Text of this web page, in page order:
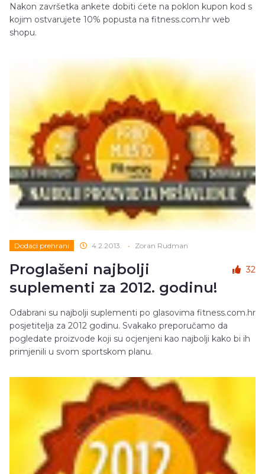
Nakon završetka ankete dobiti ćete na poklon kupon kod s
kojim ostvarujete 10% popusta na fitness.com.hr web
shopu.
Dodaci prehrani 4.2.2013. • Zoran Rudman
Proglašeni najbolji
suplementi za 2012. godinu!
32
Odabrani su najbolji suplementi po glasovima fitness.com.hr
posjetitelja za 2012 godinu. Svakako preporučamo da
pogledate proizvode koji su ocjenjeni kao najbolji kako bi ih
primjenili u svom sportskom planu.